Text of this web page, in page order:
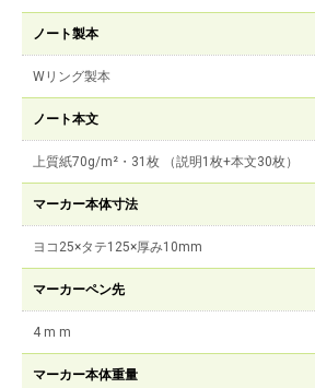
ノート製本
Wリング製本
ノート本文
上質紙70g/m²・31枚 （説明1枚+本文30枚）
マーカー本体寸法
ヨコ25×タテ125×厚み10mm
マーカーペン先
4 m m
マーカー本体重量